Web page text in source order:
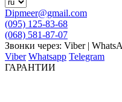
Dipmeer@gmail.com
(095) 125-83-68
(068) 581-87-07
Звонки через: Viber |
Viber Whatsapp Telegram
ГАРАНТИИ